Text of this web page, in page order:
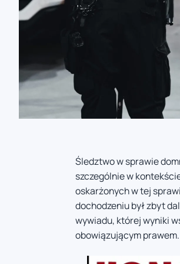
Śledztwo w sprawie
szczególnie w
oskarżonych w tej
dochodzeniu był zbyt
wywiadu, której wyniki
obowiązującym prawem.